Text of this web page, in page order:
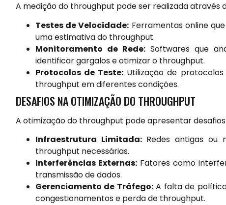
A medição do throughput pode ser realizada através
Testes de Velocidade: Ferramentas online
uma estimativa do throughput.
Monitoramento de Rede: Softwares que
identificar gargalos e otimizar o throughput.
Protocolos de Teste: Utilização de
throughput em diferentes condições.
DESAFIOS NA OTIMIZAÇÃO DO THROUGHPUT
A otimização do throughput pode apresentar
Infraestrutura Limitada:Redes antigas ou
throughput necessárias.
Interferências Externas: Fatores como
transmissão de dados.
Gerenciamento de Tráfego:A falta de
congestionamentos e perda de throughput.